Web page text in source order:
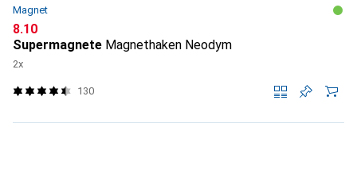
Magnet
CHF
8.10
Supermagnete Magnethaken Neodym
2x
130